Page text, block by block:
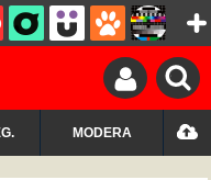
MODERA